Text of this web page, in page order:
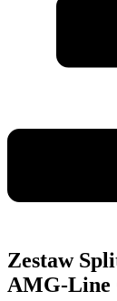
Zestaw
AMG-Line